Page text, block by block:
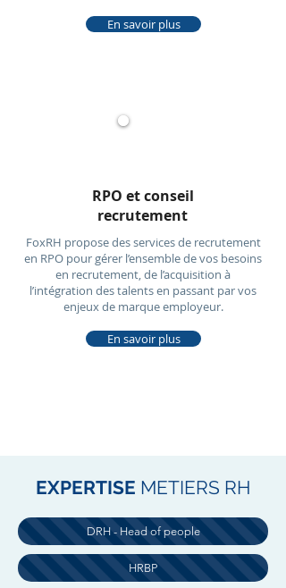
En savoir plus
RPO et conseil
recrutement
FoxRH propose des services de recrutement
en RPO pour gérer l’ensemble de vos besoins
en recrutement, de l’acquisition à
l’intégration des talents en passant par vos
enjeux de marque employeur.
En savoir plus
EXPERTISE METIERS RH
DRH - Head of people
HRBP